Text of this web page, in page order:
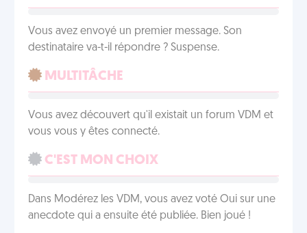
Vous avez envoyé un premier message. Son
destinataire va-t-il répondre ? Suspense.
MULTITÂCHE
Vous avez découvert qu'il existait un forum VDM et
vous vous y êtes connecté.
C'EST MON CHOIX
Dans Modérez les VDM, vous avez voté Oui sur une
anecdote qui a ensuite été publiée. Bien joué !